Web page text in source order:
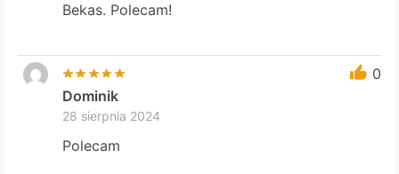
Bekas. Polecam!
0
Dominik
28 sierpnia 2024
Polecam